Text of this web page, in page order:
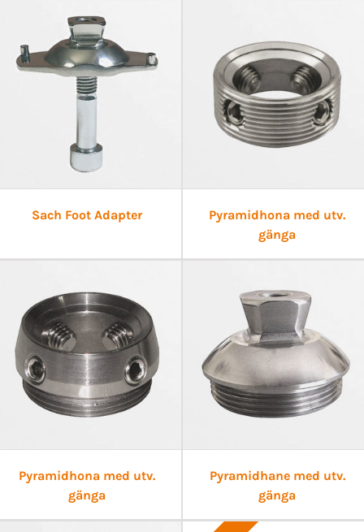
Sach Foot Adapter
Pyramidhona med utv.
gänga
Pyramidhona med utv.
gänga
Pyramidhane med utv.
gänga